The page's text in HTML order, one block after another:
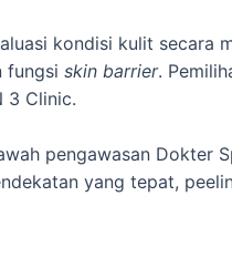
kondisi kulit secara
fungsi skin barrier.
3 Clinic.
pengawasan Dokter
yang tepat,